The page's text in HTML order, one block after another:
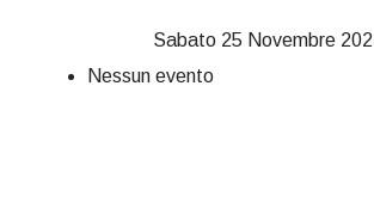
Sabato 25 Novembre
Nessun evento